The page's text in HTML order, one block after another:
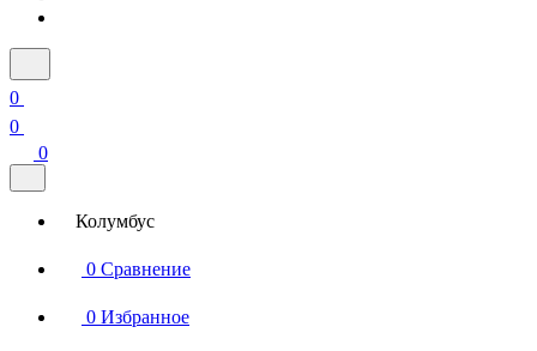
0
0
0
Колумбус
0 Сравнение
0 Избранное